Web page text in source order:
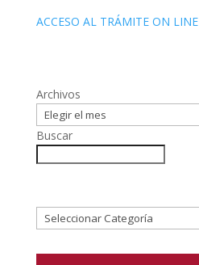
ACCESO AL TRÁMITE ON LINE
Archivos
Buscar